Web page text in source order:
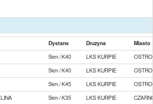
Dystans Druzyna
Miasto
5km / K40 LKS KURPIE
5km / K40 LKS KURPIE
5km / K45 LKS KURPIE
5km / K35 LKS KURPIE